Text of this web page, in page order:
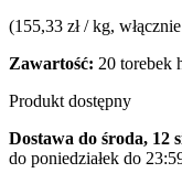
(155,33 zł / kg,
Zawartość: 20 torebek
Produkt dostępny
Dostawa do środa, 12
do poniedziałek do